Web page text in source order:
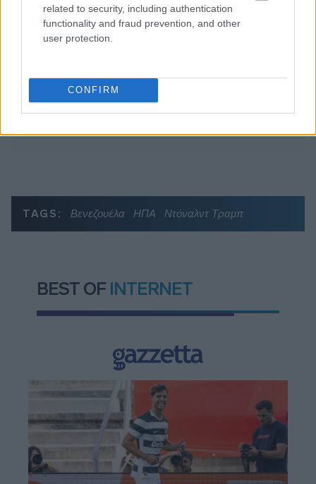
related to security, including authentication
functionality and fraud prevention, and other
user protection.
CONFIRM
Διαβάζονται αυτή τη στιγμή
Πυρόπληκτοι: Ποιοι δικαιούνται έως 6.000 ευρώ,
Ρεάλ Μαδρίτης - «Κλειδί» το γήπεδο
Πώς μπορείτε να βγείτε νωρίτερα στη σύνταξη
TAGS: Βενεζουέλα ΗΠΑ Ντόναλντ Τραμπ
BEST OF INTERNET